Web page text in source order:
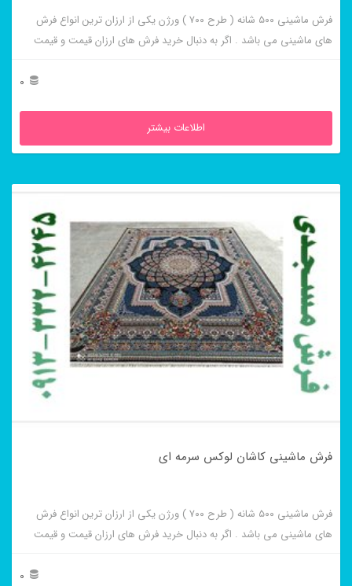
فرش ماشینی ۵۰۰ شانه ( طرح ۷۰۰ ) ورژن یکی از ارزان ترین انواع فرش
های ماشینی می باشد . اگر به دنبال خرید فرش های ارزان قیمت و قیمت
0
اطلاعات بیشتر
فرش ماشینی کاشان لوکس سرمه ای
فرش ماشینی ۵۰۰ شانه ( طرح ۷۰۰ ) ورژن یکی از ارزان ترین انواع فرش
های ماشینی می باشد . اگر به دنبال خرید فرش های ارزان قیمت و قیمت
لوکس سرمه ای از برجسته ترین و پر فروش ترین این طرح ها می باشد .
0